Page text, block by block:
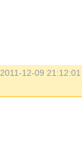
2011-12-09 21:12:01